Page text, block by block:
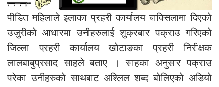
पीडित महिलाले इलाका प्रहरी कार्यालय बाक्सिलामा दिएको
उजुरीको आधारमा उनीहरुलाई शुक्रबार पक्राउ गरिएको
जिल्ला प्रहरी कार्यालय खोटाङका प्रहरी निरीक्षक
लालबाबुप्रसाद साहले बताए । साहका अनुसार पक्राउ
परेका उनीहरुको साथबाट अश्लिल शब्द बोलिएको अडियो